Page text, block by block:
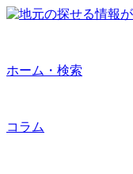
ホーム・検索
コラム